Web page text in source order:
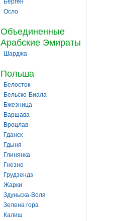
Берген
Осло
Объединенные
Арабские Эмираты
Шарджа
Польша
Белосток
Бельско-Биала
Бжезница
Варшава
Вроцлав
Гданск
Гдыня
Глинянка
Гнезно
Грудзендз
Жарки
Здуньска-Воля
Зелена гора
Калиш